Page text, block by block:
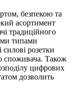
безпекою та
асортимент
традиційного
типами
розетки
споживача. Також
цифрових
дозволить